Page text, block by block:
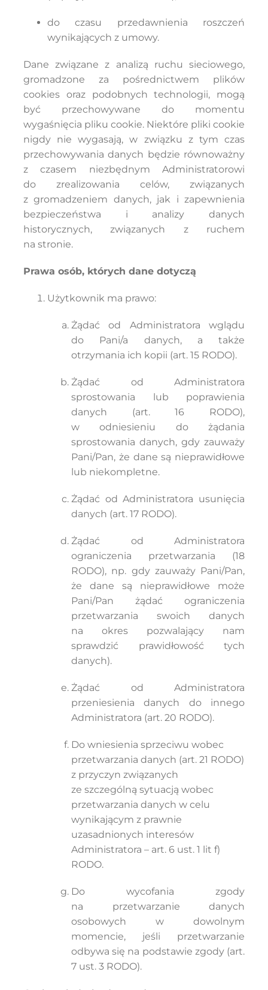
do czasu przedawnienia roszczeń
wynikających z umowy.
Dane związane z analizą ruchu sieciowego,
gromadzone za pośrednictwem plików
cookies oraz podobnych technologii, mogą
być przechowywane do momentu
wygaśnięcia pliku cookie. Niektóre pliki cookie
nigdy nie wygasają, w związku z tym czas
przechowywania danych będzie równoważny
z czasem niezbędnym Administratorowi
do zrealizowania celów, związanych
z gromadzeniem danych, jak i zapewnienia
bezpieczeństwa i analizy danych
historycznych, związanych z ruchem
na stronie.
Prawa osób, których dane dotyczą
Użytkownik ma prawo:
Żądać od Administratora wglądu
do Pani/a danych, a także
otrzymania ich kopii (art. 15 RODO).
Żądać od Administratora
sprostowania lub poprawienia
danych (art. 16 RODO),
w odniesieniu do żądania
sprostowania danych, gdy zauważy
Pani/Pan, że dane są nieprawidłowe
lub niekompletne.
Żądać od Administratora usunięcia
danych (art. 17 RODO).
Żądać od Administratora
ograniczenia przetwarzania (18
RODO), np. gdy zauważy Pani/Pan,
że dane są nieprawidłowe może
Pani/Pan żądać ograniczenia
przetwarzania swoich danych
na okres pozwalający nam
sprawdzić prawidłowość tych
danych).
Żądać od Administratora
przeniesienia danych do innego
Administratora (art. 20 RODO).
Do wniesienia sprzeciwu wobec
przetwarzania danych (art. 21 RODO)
z przyczyn związanych
ze szczególną sytuacją wobec
przetwarzania danych w celu
wynikającym z prawnie
uzasadnionych interesów
Administratora – art. 6 ust. 1 lit f)
RODO.
Do wycofania zgody
na przetwarzanie danych
osobowych w dowolnym
momencie, jeśli przetwarzanie
odbywa się na podstawie zgody (art.
7 ust. 3 RODO).